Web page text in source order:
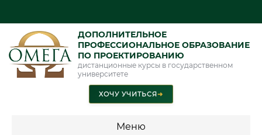
ДОПОЛНИТЕЛЬНОЕ
ПРОФЕССИОНАЛЬНОЕ ОБРАЗОВАНИЕ
ПО ПРОЕКТИРОВАНИЮ
дистанционные курсы в государственном
университете
ХОЧУ УЧИТЬСЯ➜
Меню